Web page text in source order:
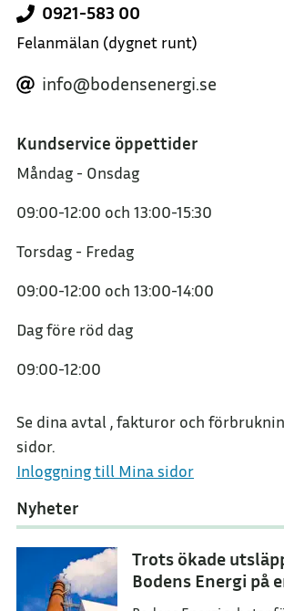
0921-583 00
Felanmälan (dygnet runt)
info@bodensenergi.se
Kundservice öppettider
Måndag - Onsdag
09:00-12:00 och 13:00-15:30
Torsdag - Fredag
09:00-12:00 och 13:00-14:00
Dag före röd dag
09:00-12:00
Se dina avtal , fakturor och
sidor.
Inloggning till Mina sidor
Nyheter
Trots ökade
Bodens Energi på
framtid